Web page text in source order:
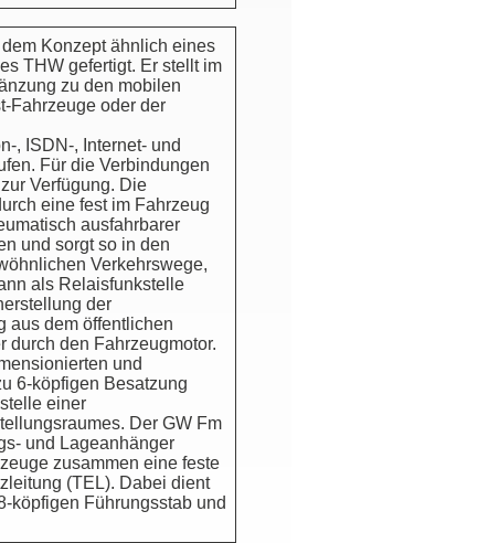
Konzept ähnlich eines
THW gefertigt. Er stellt im
zu den mobilen
Fahrzeuge oder der
, ISDN-, Internet- und
Für die Verbindungen
Verfügung. Die
eine fest im Fahrzeug
ausfahrbarer
und sorgt so in den
Verkehrswege,
als Relaisfunkstelle
der
aus dem öffentlichen
durch den Fahrzeugmotor.
und
6-köpfigen Besatzung
einer
Der GW Fm
und Lageanhänger
zusammen eine feste
(TEL). Dabei dient
köpfigen Führungsstab und